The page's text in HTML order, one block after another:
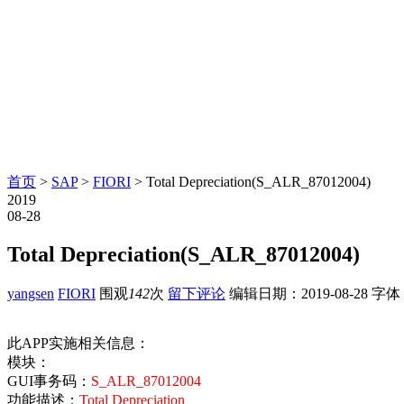
首页 > SAP> FIORI > Total Depreciation(S_ALR_87012004)
2019
08-28
Total Depreciation(S_ALR_87012004)
yangsen FIORI 围观142次 留下评论 编辑日期： 2019-08-28 字体
此APP实施相关信息：
模块：
GUI事务码： S_ALR_87012004
功能描述： Total Depreciation